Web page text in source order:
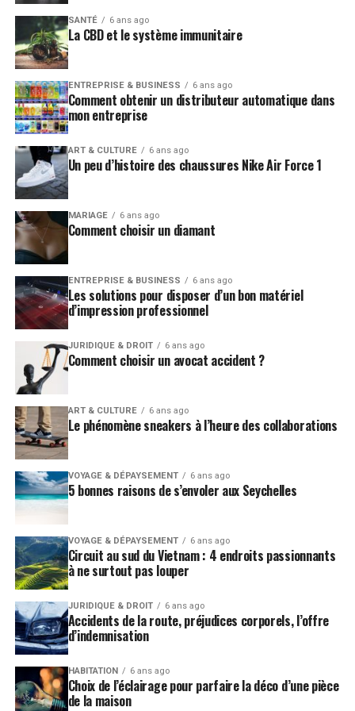
Il est conseillé aux personnes qui suivent un régime
pour maigrir de boire du jus de citron ou bien de l’eau
citronnée plusieurs fois par jour afin de bénéficier de ses
Prévenir les risques d’AVC
Le jus de citron contient beaucoup de potassium, un
élément nutritif qui est essentiel pour les personnes qui
ont des problèmes cardiaques. Il contribue à contrôler
la pression artérielle.
En prenant l’habitude de consommer cette boisson vous
réduirez considérablement les risques d’accidents
vasculaires cérébraux. Ces troubles sont bien souvent
causés par la présence d’un caillot de sang qui bouche
les vaisseaux sanguins présents dans le cerveau.
Les flavonoides contenus dans cette boisson
augmentent la circulation sanguine et évitent la
formation de caillot.
Amélioration du système immunitaire
Consommer du jus de citron le matin à jeun est
avantageux pour votre corps. La vitamine C va amplifier
la production de leucocytes et va améliorer vos défenses
naturelles.
Ainsi en période de froid, votre organisme sera plus
résistant et vous serez plus apte à lutter contre la
grippe ou le rhume. Grâce aux ions négatifs contenus
dans le jus de citron et qui agissent petit à petit vous
serez plus énergique et tonique.
le stress et votre moral sera au beau fixe.
SANTÉ 6 ans ago
La CBD et le système immunitaire
ENTREPRISE & BUSINESS 6 ans ago
Comment obtenir un distributeur automatique dans
mon entreprise
ART & CULTURE 6 ans ago
Un peu d’histoire des chaussures Nike Air Force 1
MARIAGE 6 ans ago
Comment choisir un diamant
ENTREPRISE & BUSINESS 6 ans ago
Les solutions pour disposer d’un bon matériel
d’impression professionnel
JURIDIQUE & DROIT 6 ans ago
Comment choisir un avocat accident ?
ART & CULTURE 6 ans ago
Le phénomène sneakers à l’heure des collaborations
VOYAGE & DÉPAYSEMENT 6 ans ago
5 bonnes raisons de s’envoler aux Seychelles
VOYAGE & DÉPAYSEMENT 6 ans ago
Circuit au sud du Vietnam : 4 endroits passionnants
à ne surtout pas louper
JURIDIQUE & DROIT 6 ans ago
Accidents de la route, préjudices corporels, l’offre
d’indemnisation
HABITATION 6 ans ago
Choix de l’éclairage pour parfaire la déco d’une pièce
de la maison